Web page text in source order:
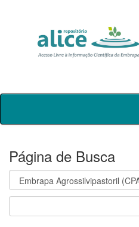
Skip
Página de Busca